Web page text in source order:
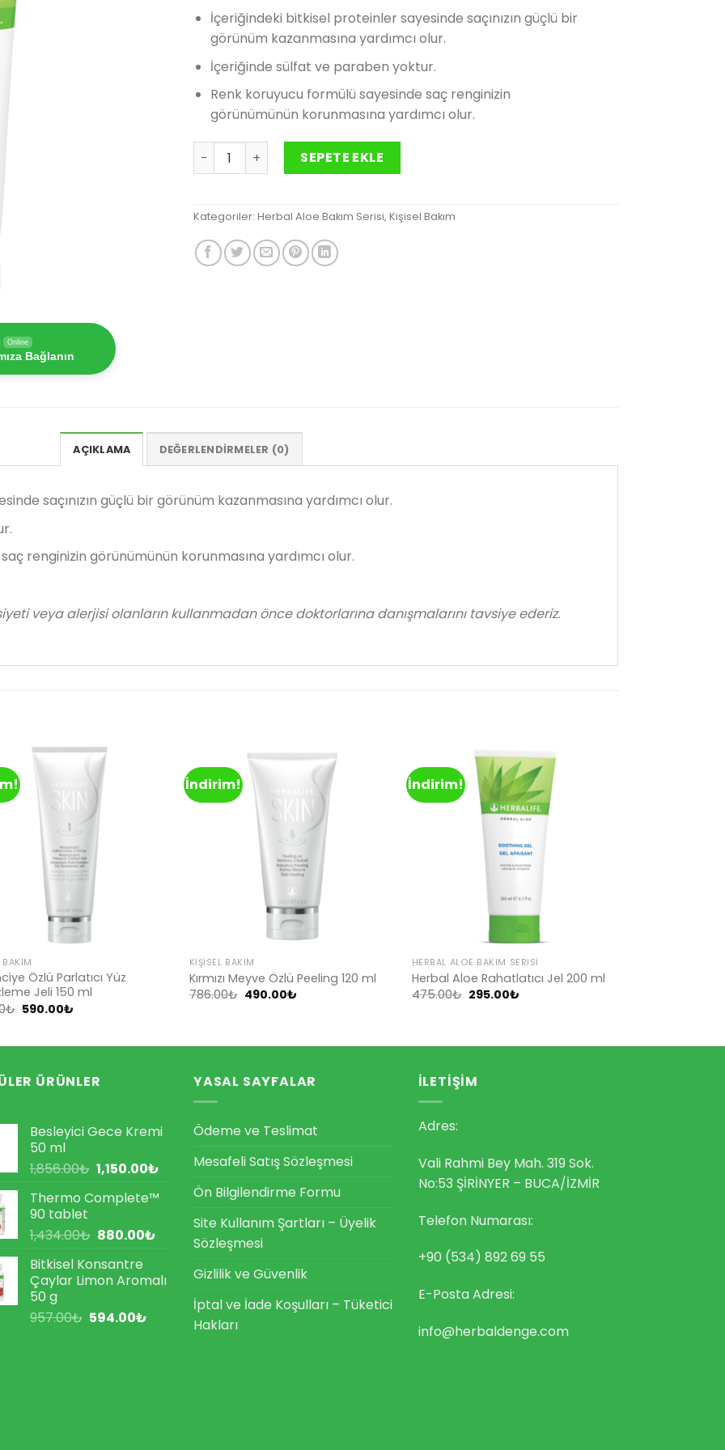
Online
Bağlanın
fiyat:
480.00₺.
andaki
fiyat:
300.00₺.
İçeriğindeki bitkisel proteinler sayesinde saçınızın güçlü bir
görünüm kazanmasına yardımcı olur.
İçeriğinde sülfat ve paraben yoktur.
Renk koruyucu formülü sayesinde saç renginizin
görünümünün korunmasına yardımcı olur.
Herbal Aloe Güçlendirici Şampuan 250 mL adet
SEPETE EKLE
Kategoriler: Herbal Aloe Bakım Serisi, Kişisel Bakım
AÇIKLAMA DEĞERLENDIRMELER (0)
saçınızın güçlü bir görünüm kazanmasına yardımcı olur.
renginizin görünümünün korunmasına yardımcı olur.
veya alerjisi olanların kullanmadan önce doktorlarına danışmalarını tavsiye ederiz.
BAKIM
Özlü Parlatıcı Yüz
Jeli 150 ml
₺ Orijinal
590.00₺
İndirim!
KIŞISEL BAKIM
Kırmızı Meyve Özlü Peeling 120 ml
786.00₺ Orijinal
490.00₺
İndirim!
HERBAL ALOE BAKIM SERISI
Herbal Aloe Rahatlatıcı Jel 200 ml
475.00₺ Orijinal
295.00₺
ÜRÜNLER
Besleyici Gece Kremi
50 ml
1,856.00₺ Orijinal
1,856.00₺.
1,150.00₺Şu
andaki
fiyat:
1,150.00₺.
Thermo Complete™
90 tablet
1,434.00₺ Orijinal
1,434.00₺.
880.00₺Şu
andaki
880.00₺.
Bitkisel Konsantre
Çaylar Limon Aromalı
50 g
957.00₺ Orijinal
594.00₺Şu
YASAL SAYFALAR
Ödeme ve Teslimat
Mesafeli Satış Sözleşmesi
Ön Bilgilendirme Formu
Site Kullanım Şartları – Üyelik
Sözleşmesi
Gizlilik ve Güvenlik
İptal ve İade Koşulları – Tüketici
Hakları
İLETIŞIM
Adres:
Vali Rahmi Bey Mah. 319 Sok.
No:53 ŞİRİNYER – BUCA/İZMİR
Telefon Numarası:
+90 (534) 892 69 55
E-Posta Adresi:
info@herbaldenge.com